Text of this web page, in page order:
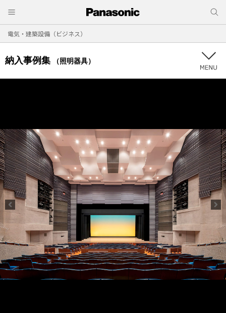
電気・建築設備（ビジネス）
納入事例集 （照明器具）